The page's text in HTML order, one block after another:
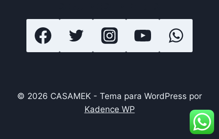
© 2026 CASAMEK - Tema para WordPress por
Kadence WP